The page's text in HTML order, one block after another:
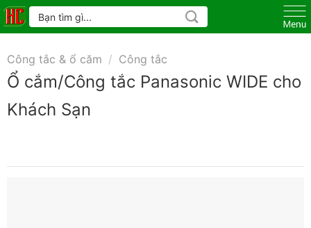
Skip
to
Tìm
kiếm:
Công tắc & ổ căm / Công tắc
Ổ cắm/Công tắc Panasonic WIDE cho
Khách Sạn